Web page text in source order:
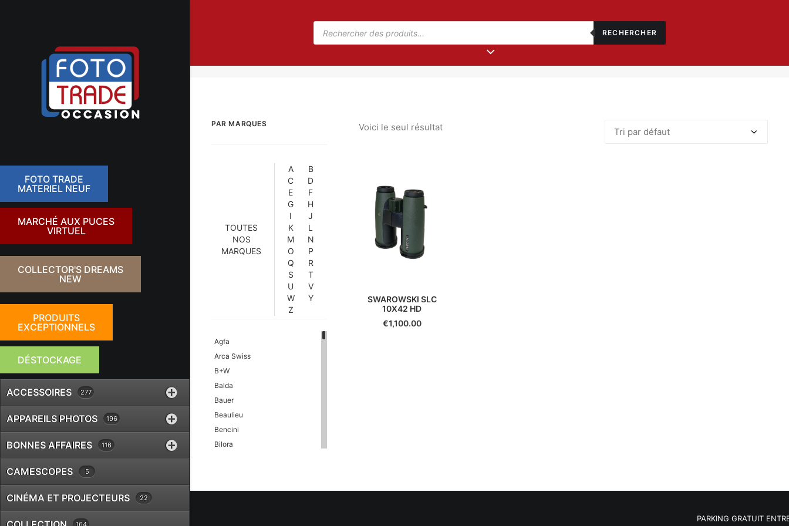
FOTO TRADE
MATERIEL NEUF
MARCHÉ AUX PUCES
VIRTUEL
COLLECTOR'S DREAMS
NEW
PRODUITS
EXCEPTIONNELS
DÉSTOCKAGE
ACCESSOIRES 277
APPAREILS PHOTOS 196
BONNES AFFAIRES 116
CAMESCOPES 5
CINÉMA ET PROJECTEURS 22
164
RECHERCHER
PAR MARQUES
TOUTES
NOS
MARQUES
A
B
C
D
E
F
G
H
I
J
K
L
M
N
O
P
Q
R
S
T
U
V
W
Y
Z
Agfa
Arca Swiss
B+W
Balda
Bauer
Beaulieu
Bencini
Bilora
Voici le seul résultat
SWAROWSKI SLC
10X42 HD
€1,100.00
PARKING GRATUIT